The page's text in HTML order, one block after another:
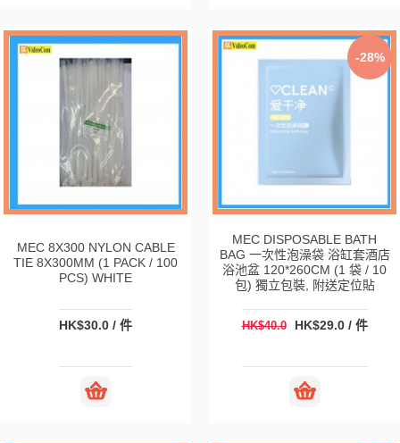
MEC 8X300 NYLON CABLE
TIE 8X300MM (1 PACK / 100
PCS) WHITE
HK$30.0 / 件
-28%
MEC DISPOSABLE BATH
BAG 一次性泡澡袋 浴缸套酒店
浴池盆 120*260CM (1 袋 / 10
包) 獨立包裝, 附送定位貼
HK$40.0 HK$29.0 / 件